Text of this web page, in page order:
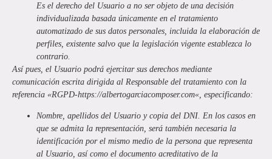
Es el derecho del Usuario a no ser objeto de una decisión
individualizada basada únicamente en el tratamiento
automatizado de sus datos personales, incluida la elaboración de
perfiles, existente salvo que la legislación vigente establezca lo
contrario.
Así pues, el Usuario podrá ejercitar sus derechos mediante
comunicación escrita dirigida al Responsable del tratamiento con la
referencia «RGPD-https://albertogarciacomposer.com«, especificando:
Nombre, apellidos del Usuario y copia del DNI. En los casos en
que se admita la representación, será también necesaria la
identificación por el mismo medio de la persona que representa
al Usuario, así como el documento acreditativo de la